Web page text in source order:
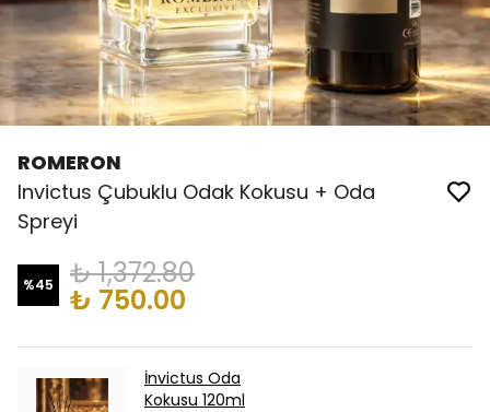
ROMERON
Invictus Çubuklu Odak Kokusu + Oda
Spreyi
%45 ₺ 1,372.80
₺ 750.00
İnvictus Oda
Kokusu 120ml